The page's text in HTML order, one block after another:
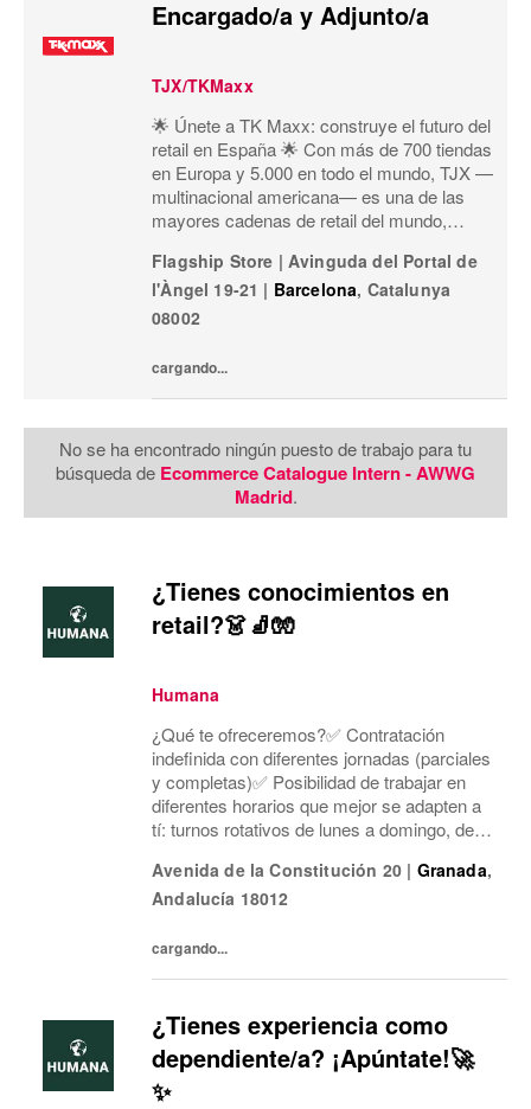
Encargado/a y Adjunto/a
TJX/TKMaxx
🌟 Únete a TK Maxx: construye el futuro del
retail en España 🌟 Con más de 700 tiendas
en Europa y 5.000 en todo el mundo, TJX —
multinacional americana— es una de las
mayores cadenas de retail del mundo,
primeras marcas, calidad, variedad y moda
a precios exce
Flagship Store | Avinguda del Portal de
l'Àngel 19-21 | Barcelona, Catalunya
08002
cargando...
No se ha encontrado ningún puesto de trabajo para tu
búsqueda de Ecommerce Catalogue Intern - AWWG
Madrid.
¿Tienes conocimientos en
retail?👗🧦🧤
Humana
¿Qué te ofreceremos?✅ Contratación
indefinida con diferentes jornadas (parciales
y completas)✅ Posibilidad de trabajar en
diferentes horarios que mejor se adapten a
tí: turnos rotativos de lunes a domingo, de
laboral en cinco días a la semana y dos días
mí...
Avenida de la Constitución 20 | Granada,
Andalucía 18012
cargando...
¿Tienes experiencia como
dependiente/a? ¡Apúntate!🚀
✨